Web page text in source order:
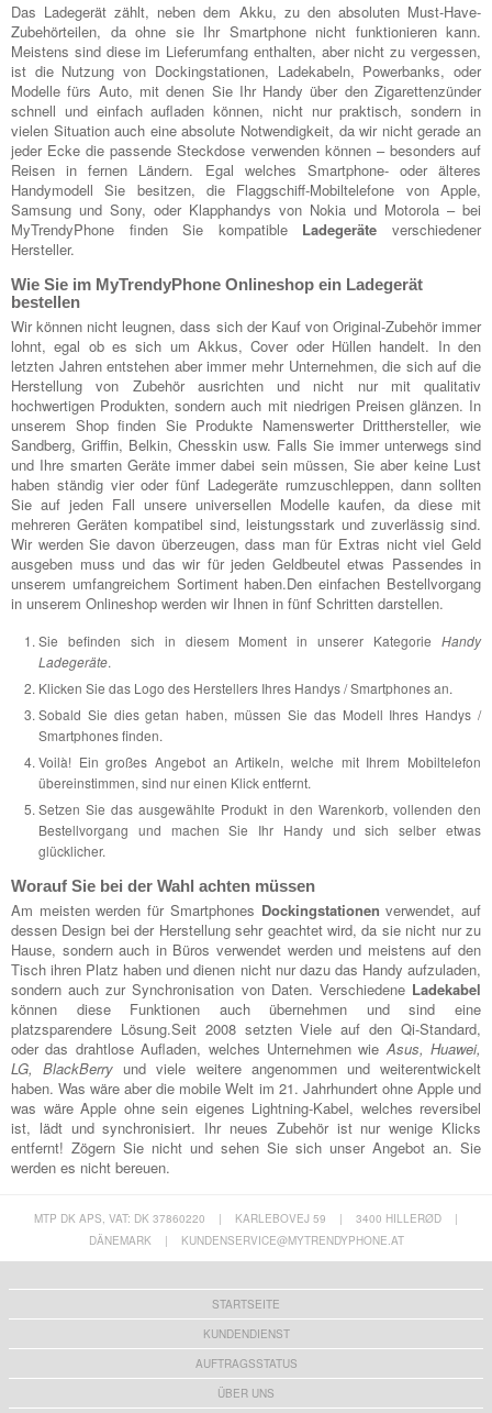
Das Ladegerät zählt, neben dem Akku, zu den absoluten Must-Have-
Zubehörteilen, da ohne sie Ihr Smartphone nicht funktionieren kann.
Meistens sind diese im Lieferumfang enthalten, aber nicht zu vergessen,
ist die Nutzung von Dockingstationen, Ladekabeln, Powerbanks, oder
Modelle fürs Auto, mit denen Sie Ihr Handy über den Zigarettenzünder
schnell und einfach aufladen können, nicht nur praktisch, sondern in
vielen Situation auch eine absolute Notwendigkeit, da wir nicht gerade an
jeder Ecke die passende Steckdose verwenden können – besonders auf
Reisen in fernen Ländern. Egal welches Smartphone- oder älteres
Handymodell Sie besitzen, die Flaggschiff-Mobiltelefone von Apple,
Samsung und Sony, oder Klapphandys von Nokia und Motorola – bei
MyTrendyPhone finden Sie kompatible Ladegeräte verschiedener
Hersteller.
Wie Sie im MyTrendyPhone Onlineshop ein Ladegerät
bestellen
Wir können nicht leugnen, dass sich der Kauf von Original-Zubehör immer
lohnt, egal ob es sich um Akkus, Cover oder Hüllen handelt. In den
letzten Jahren entstehen aber immer mehr Unternehmen, die sich auf die
Herstellung von Zubehör ausrichten und nicht nur mit qualitativ
hochwertigen Produkten, sondern auch mit niedrigen Preisen glänzen. In
unserem Shop finden Sie Produkte Namenswerter Dritthersteller, wie
Sandberg, Griffin, Belkin, Chesskin usw. Falls Sie immer unterwegs sind
und Ihre smarten Geräte immer dabei sein müssen, Sie aber keine Lust
haben ständig vier oder fünf Ladegeräte rumzuschleppen, dann sollten
Sie auf jeden Fall unsere universellen Modelle kaufen, da diese mit
mehreren Geräten kompatibel sind, leistungsstark und zuverlässig sind.
Wir werden Sie davon überzeugen, dass man für Extras nicht viel Geld
ausgeben muss und das wir für jeden Geldbeutel etwas Passendes in
unserem umfangreichem Sortiment haben.Den einfachen Bestellvorgang
in unserem Onlineshop werden wir Ihnen in fünf Schritten darstellen.
Sie befinden sich in diesem Moment in unserer Kategorie Handy
Ladegeräte.
Klicken Sie das Logo des Herstellers Ihres Handys / Smartphones an.
Sobald Sie dies getan haben, müssen Sie das Modell Ihres Handys /
Smartphones finden.
Voilà! Ein großes Angebot an Artikeln, welche mit Ihrem Mobiltelefon
übereinstimmen, sind nur einen Klick entfernt.
Setzen Sie das ausgewählte Produkt in den Warenkorb, vollenden den
Bestellvorgang und machen Sie Ihr Handy und sich selber etwas
glücklicher.
Worauf Sie bei der Wahl achten müssen
Am meisten werden für Smartphones Dockingstationen verwendet, auf
dessen Design bei der Herstellung sehr geachtet wird, da sie nicht nur zu
Hause, sondern auch in Büros verwendet werden und meistens auf den
Tisch ihren Platz haben und dienen nicht nur dazu das Handy aufzuladen,
sondern auch zur Synchronisation von Daten. Verschiedene Ladekabel
können diese Funktionen auch übernehmen und sind eine
platzsparendere Lösung.Seit 2008 setzten Viele auf den Qi-Standard,
oder das drahtlose Aufladen, welches Unternehmen wieAsus, Huawei,
LG, BlackBerry und viele weitere angenommen und weiterentwickelt
haben. Was wäre aber die mobile Welt im 21. Jahrhundert ohne Apple und
was wäre Apple ohne sein eigenes Lightning-Kabel, welches reversibel
ist, lädt und synchronisiert. Ihr neues Zubehör ist nur wenige Klicks
entfernt! Zögern Sie nicht und sehen Sie sich unser Angebot an. Sie
werden es nicht bereuen.
MTP DK APS, VAT: DK 37860220 | KARLEBOVEJ 59 | 3400 HILLERØD
|
DÄNEMARK
| KUNDENSERVICE@MYTRENDYPHONE.AT
STARTSEITE
KUNDENDIENST
AUFTRAGSSTATUS
ÜBER UNS